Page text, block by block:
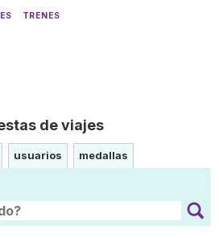
TRENES
de viajes
usuarios medallas